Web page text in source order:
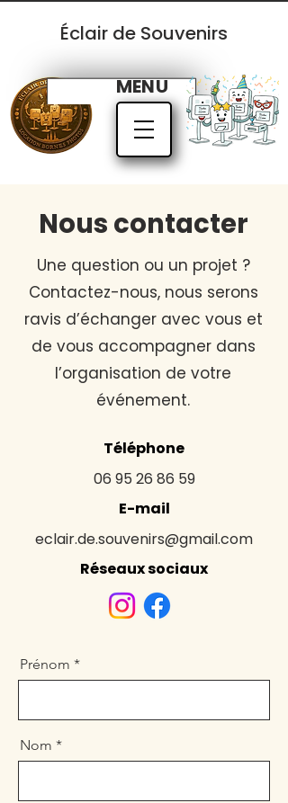
Éclair de Souvenirs
MENU
Nous contacter
Une question ou un projet ?
Contactez-nous, nous serons
ravis d’échanger avec vous et
de vous accompagner dans
l’organisation de votre
événement.
Téléphone
06 95 26 86 59
E-mail
eclair.de.souvenirs@gmail.com
Réseaux sociaux
Prénom
Nom